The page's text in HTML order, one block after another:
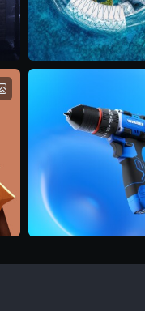
Ahmad Eghtesad